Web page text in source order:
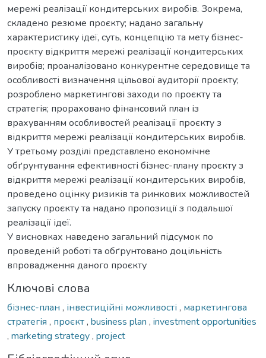
мережі реалізації кондитерських виробів. Зокрема,
складено резюме проєкту; надано загальну
характеристику ідеї, суть, концепцію та мету бізнес-
проєкту відкриття мережі реалізації кондитерських
виробів; проаналізовано конкурентне середовище та
особливості визначення цільової аудиторії проєкту;
розроблено маркетингові заходи по проєкту та
стратегія; прораховано фінансовий план із
врахуванням особливостей реалізації проєкту з
відкриття мережі реалізації кондитерських виробів.
У третьому розділі представлено економічне
обґрунтування ефективності бізнес-плану проєкту з
відкриття мережі реалізації кондитерських виробів,
проведено оцінку ризиків та ринкових можливостей
запуску проєкту та надано пропозиції з подальшої
реалізації ідеї.
У висновках наведено загальний підсумок по
проведеній роботі та обґрунтовано доцільність
впровадження даного проєкту
Ключові слова
бізнес-план , інвестиційні можливості , маркетингова
стратегія , проєкт, business plan , investment opportunities
, marketing strategy, project